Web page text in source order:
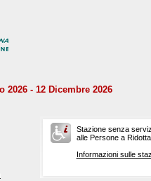
2026 - 12 Dicembre 2026
Stazione senza
alle Persone a
Informazioni sulle